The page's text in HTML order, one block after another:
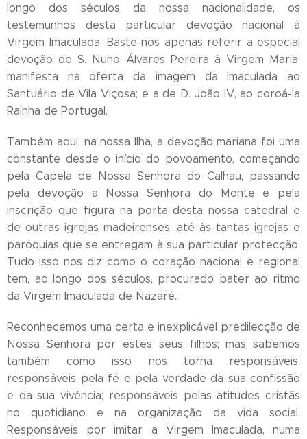
longo dos séculos da nossa nacionalidade, os
testemunhos desta particular devoção nacional à
Virgem Imaculada. Baste-nos apenas referir a especial
devoção de S. Nuno Álvares Pereira à Virgem Maria,
manifesta na oferta da imagem da Imaculada ao
Santuário de Vila Viçosa; e a de D. João IV, ao coroá-la
Rainha de Portugal.
Também aqui, na nossa Ilha, a devoção mariana foi uma
constante desde o início do povoamento, começando
pela Capela de Nossa Senhora do Calhau, passando
pela devoção a Nossa Senhora do Monte e pela
inscrição que figura na porta desta nossa catedral e
de outras igrejas madeirenses, até às tantas igrejas e
paróquias que se entregam à sua particular protecção.
Tudo isso nos diz como o coração nacional e regional
tem, ao longo dos séculos, procurado bater ao ritmo
da Virgem Imaculada de Nazaré.
Reconhecemos uma certa e inexplicável predilecção de
Nossa Senhora por estes seus filhos; mas sabemos
também como isso nos torna responsáveis:
responsáveis pela fé e pela verdade da sua confissão
e da sua vivência; responsáveis pelas atitudes cristãs
no quotidiano e na organização da vida social.
Responsáveis por imitar a Virgem Imaculada, numa